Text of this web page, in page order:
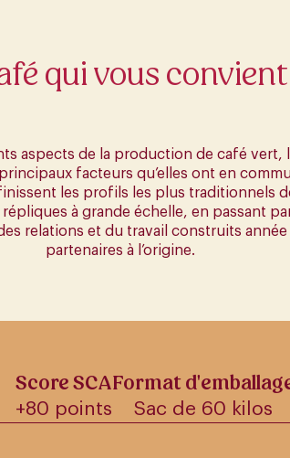
qui vous
aspects de la production de café vert,
facteurs qu’elles ont en
les profils les plus traditionnels
à grande échelle, en passant
relations et du travail construits année
partenaires à l’origine.
Score SCA
+80 points
Format
Sac de 60 kilos